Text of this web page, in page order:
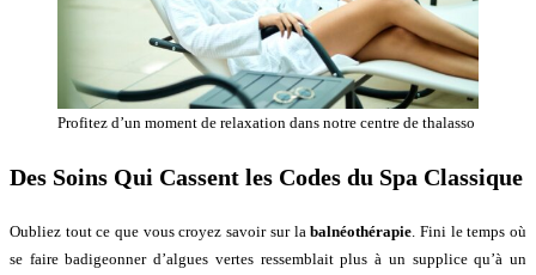
Profitez d’un moment de relaxation dans notre centre de thalasso
Des Soins Qui Cassent les Codes du Spa Classique
Oubliez tout ce que vous croyez savoir sur labalnéothérapie . Fini le temps où
se faire badigeonner d’algues vertes ressemblait plus à un supplice qu’à un